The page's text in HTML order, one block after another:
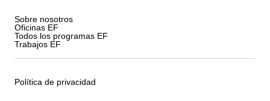
Sobre nosotros
Oficinas EF
Todos los programas EF
Trabajos EF
Política de privacidad